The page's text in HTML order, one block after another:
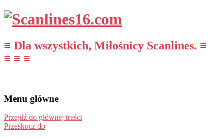
≡ Dla wszystkich, Miłośnicy Scanlines. ≡
≡ ≡ ≡
Menu główne
Przejdź do głównej treści
Przeskocz do